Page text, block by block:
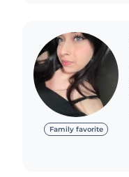
Family favorite